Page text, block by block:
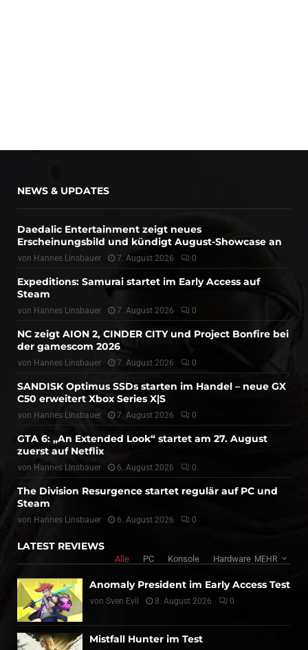
NEWS & UPDATES
Daedalic Entertainment zeigt neues
Erscheinungsbild und kündigt August-Showcase an
von Hannes Linsbauer 7. August 2026 0
Expeditions: Samurai startet im Early Access auf
Steam
von Hannes Linsbauer 7. August 2026 0
NC zeigt AION 2, CINDER CITY und Project Bonfire bei
der gamescom 2026
von Hannes Linsbauer 7. August 2026 0
SANDISK Optimus SSDs starten im Handel – neue GX
C50 erweitert Xbox Series X|S
von Hannes Linsbauer 7. August 2026 0
GTA 6: „An Extended Look“ startet am 27. August
zuerst auf Netflix
von Hannes Linsbauer 6. August 2026 0
The Division Resurgence startet regulär auf PC und
Steam
von Hannes Linsbauer 6. August 2026 0
LATEST REVIEWS
Alle PC Konsole Hardware MEHR
Anomaly President im Early Access Test
von Sven Evil 8. August 2026 0
Mistfall Hunter im Test